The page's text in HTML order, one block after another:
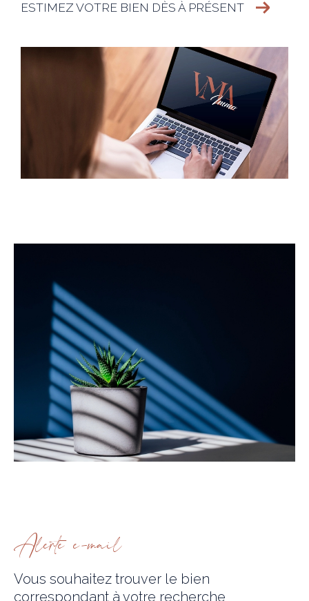
ESTIMEZ VOTRE BIEN DÈS À PRÉSENT
alerte e-mail
Vous souhaitez trouver le bien
correspondant à votre recherche